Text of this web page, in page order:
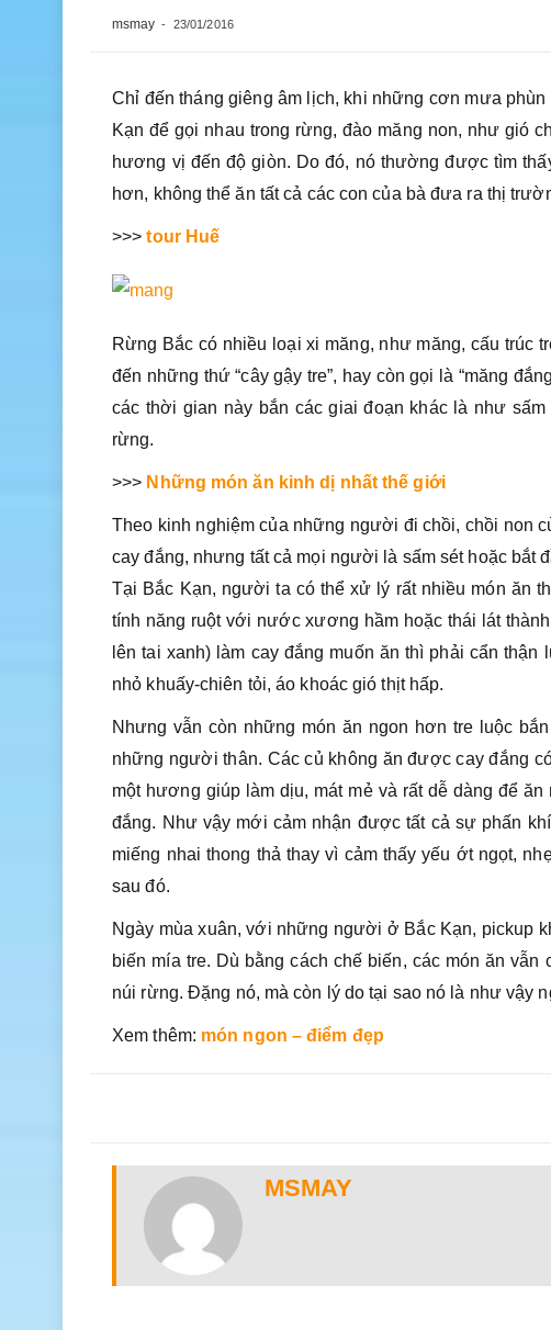
msmay 23/01/2016
Chỉ đến tháng giêng âm lịch, khi những cơn mưa
Kạn để gọi nhau trong rừng, đào măng non, như gió
hương vị đến độ giòn. Do đó, nó thường được tìm
hơn, không thể ăn tất cả các con của bà đưa ra thị
>>>tour Huế
Rừng Bắc có nhiều loại xi măng, như măng, cấu trúc
đến những thứ “cây gậy tre”, hay còn gọi là “măng
các thời gian này bắn các giai đoạn khác là như
rừng.
>>> Những món ăn kinh dị nhất thế giới
Theo kinh nghiệm của những người đi chồi, chồi non
cay đắng, nhưng tất cả mọi người là sấm sét hoặc bắt
Tại Bắc Kạn, người ta có thể xử lý rất nhiều món ăn
tính năng ruột với nước xương hầm hoặc thái lát
lên tai xanh) làm cay đắng muốn ăn thì phải cẩn
nhỏ khuấy-chiên tỏi, áo khoác gió thịt hấp.
Nhưng vẫn còn những món ăn ngon hơn tre luộc
những người thân. Các củ không ăn được cay đắng
một hương giúp làm dịu, mát mẻ và rất dễ dàng để
đắng. Như vậy mới cảm nhận được tất cả sự phấn
miếng nhai thong thả thay vì cảm thấy yếu ớt ngọt,
sau đó.
Ngày mùa xuân, với những người ở Bắc Kạn, pickup
biến mía tre. Dù bằng cách chế biến, các món ăn
núi rừng. Đặng nó, mà còn lý do tại sao nó là như vậy
Xem thêm: món ngon – điểm đẹp
MSMAY